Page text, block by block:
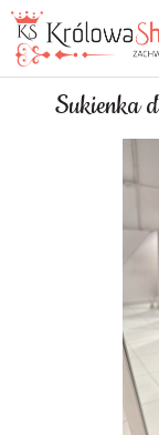
Sukienka